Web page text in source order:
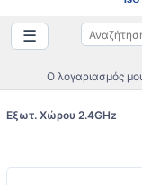
☰
Ο λογαριασμός
Εξωτ. Χώρου 2.4GHz